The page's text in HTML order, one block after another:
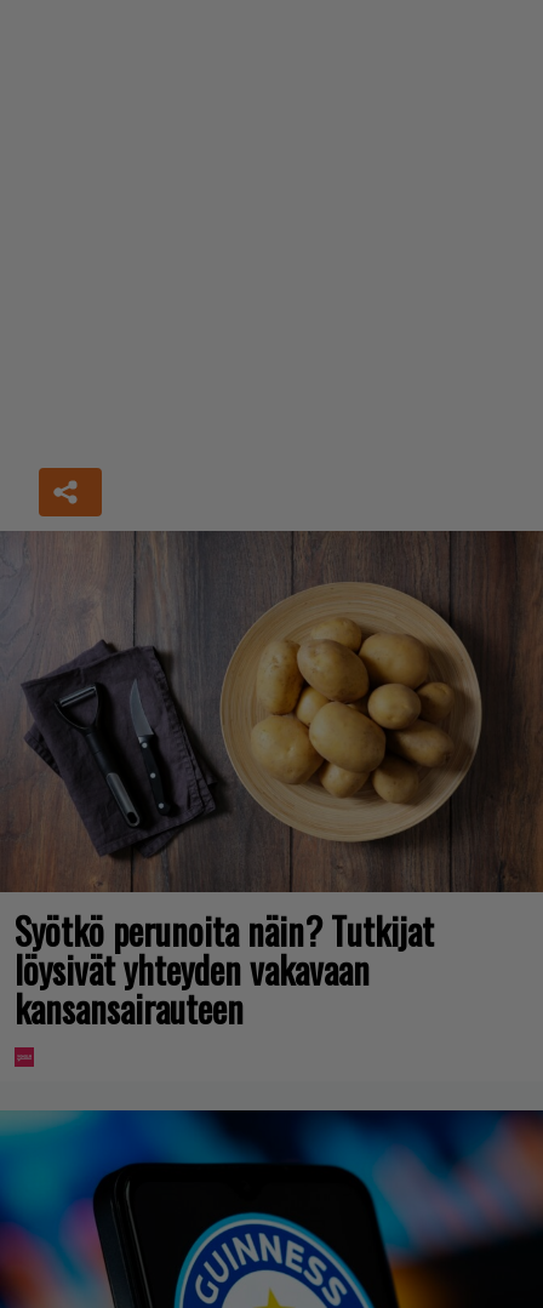
Syötkö perunoita näin? Tutkijat
löysivät yhteyden vakavaan
kansansairauteen